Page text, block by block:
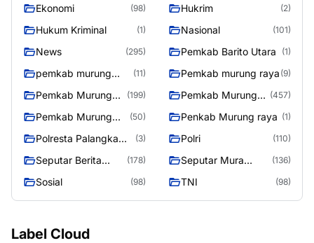
Ekonomi (98) Hukrim (2)
Hukum Kriminal (1) Nasional (101)
News (295) Pemkab Barito Utara (1)
pemkab murung
(11) Pemkab murung raya (9)
Pemkab Murung
(199)
Pemkab Murung
(457)
Pemkab Murung
(50) Penkab Murung raya (1)
Polresta Palangka
(3) Polri (110)
Seputar Berita
(178)
Seputar Mura
(136)
Sosial (98) TNI (98)
Label Cloud